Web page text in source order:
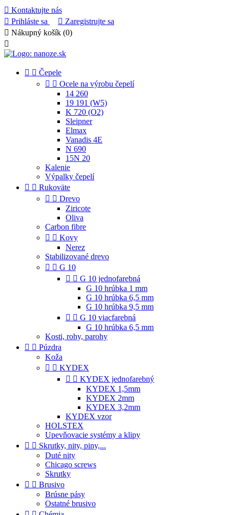
 Kontaktujte nás
 Prihláste sa  Zaregistrujte sa
 Nákupný košík (0)

  Čepele
  Ocele na výrobu čepelí
14 260
19 191 (W5)
K 720 (O2)
Sleipner
Elmax
Vanadis 4E
N 690
15N 20
Kalenie
Výpalky čepelí
  Rukoväte
  Drevo
Ziricote
Oliva
Carbon fibre
  Kovy
Nerez
Stabilizované drevo
  G 10
  G 10 jednofarebná
G 10 hrúbka 1 mm
G 10 hrúbka 6,5 mm
G 10 hrúbka 9,5 mm
  G 10 viacfarebná
G 10 hrúbka 6,5 mm
Kosti, rohy, parohy
  Púzdra
Koža
  KYDEX
  KYDEX jednofarebný
KYDEX 1,5mm
KYDEX 2mm
KYDEX 3,2mm
KYDEX vzor
HOLSTEX
Upevňovacie systémy a klipy
  Skrutky, nity, piny,...
Duté nity
Chicago screws
Skrutky
  Brusivo
Brúsne pásy
Ostatné brusivo